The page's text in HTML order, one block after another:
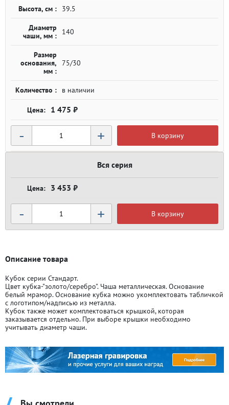
Высота, см : 39.5
Диаметр
чаши, мм :
140
Размер
основания,
мм :
75/30
Количество : в наличии
1 475 ₽
- + В корзину
Вся серия
3 453 ₽
- + В корзину
Описание товара
Кубок серии Стандарт.
Цвет кубка-"золото/серебро". Чаша металлическая. Основание
белый мрамор. Основание кубка можно укомплектовать табличкой
с логотипом/надписью из металла.
Кубок также может комплектоваться крышкой, которая
заказывается отдельно. При выборе крышки необходимо
учитывать диаметр чаши.